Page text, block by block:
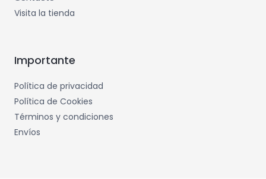
Visita la tienda
Importante
Política de privacidad
Política de Cookies
Términos y condiciones
Envíos